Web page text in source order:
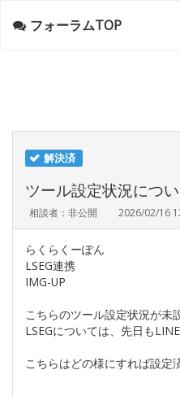
フォーラムTOP
解決済
ツール設定状況につ
相談者：非公開 2026/02/16
らくらくーぽん
LSEG連携
IMG-UP
こちらのツール設定状況が未
LSEGについては、先日も
こちらはどの様にすれば設定